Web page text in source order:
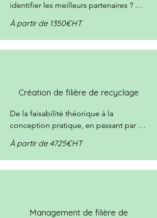
identifier les meilleurs partenaires ?
dans quelle mesure ajuster le design
de vos produits ? ou encore quelle
stratégie de communication
responsable définir pour vos projets ?
nous diagnostiquons vos besoins pour
vous proposer un plan d’action
personnalisé.
À partir de 1350€HT
Création de filière de recyclage
De la faisabilité théorique à la
conception pratique, en passant par le
sourcing des partenaires, nous vous
accompagnons sur toutes les étapes
de la création de vos projets de
recyclage.
À partir de 4725€HT
Management de filière de